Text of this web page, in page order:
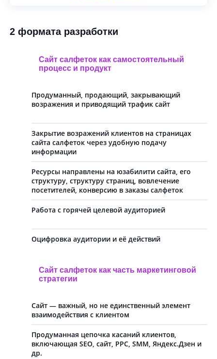
2 формата разработки
Сайт салфеток как самостоятельный
процесс и продукт
Продуманный, продающий, закрывающий
возражения и приводящий трафик сайт
Закрытие возражений клиентов на страницах
сайта салфеток через удобную подачу
информации
Ресурсы направлены на юзабилити сайта, его
структуру, структуру страниц, вовлечение
посетителей, конверсию в заказы салфеток
Работа с горячей целевой аудиторией
Оцифровка аудитории и её действий
Сайт салфеток как часть маркетинговой
стратегии
Сайт — важный, но не единственный элемент
взаимодействия с клиентом
Продуманная цепочка касаний клиентов,
включающая SEO, сайт, PPC, SMM, Яндекс.Дзен и
др.